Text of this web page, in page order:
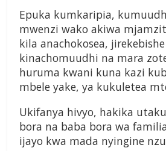
Epuka kumkaripia,
mwenzi wako akiwa
kila anachokosea,
kinachomuudhi na mara
huruma kwani kuna kazi
mbele yake, ya kukuletea
Ukifanya hivyo, hakika
bora na baba bora wa
ijayo kwa mada nyingine